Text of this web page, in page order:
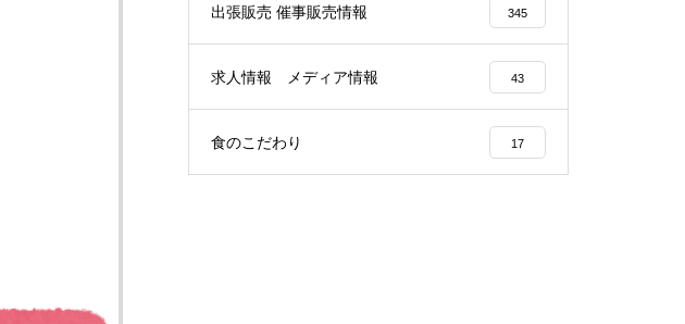
出張販売 催事販売情報 345
求人情報 メディア情報 43
食のこだわり 17